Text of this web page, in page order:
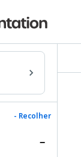
- Recolher